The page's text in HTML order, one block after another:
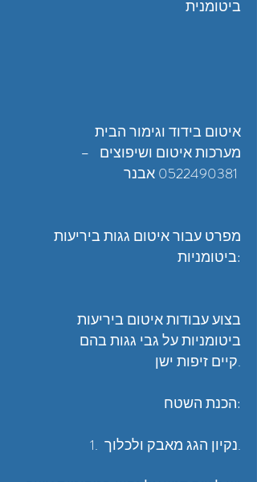
ביטומנית
איטום בידוד וגימור הבית
0522490381אבנר
מפרט עבור איטום גגות ביריעות
ביטומניות:
בצוע עבודות איטום ביריעות
ביטומניות על גבי גגות בהם
קיים זיפות ישן.
הכנת השטח:
1. נקיון הגג מאבק ולכלוך.